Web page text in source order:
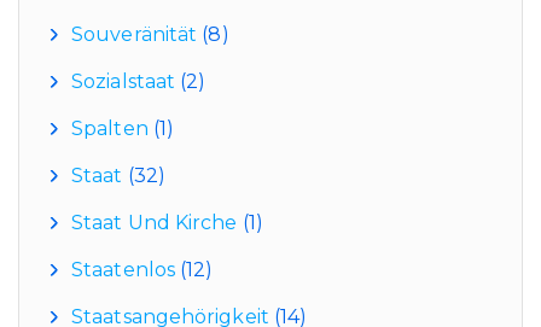
Souveränität (8)
Sozialstaat (2)
Spalten (1)
Staat (32)
Staat Und Kirche (1)
Staatenlos (12)
Staatsangehörigkeit (14)